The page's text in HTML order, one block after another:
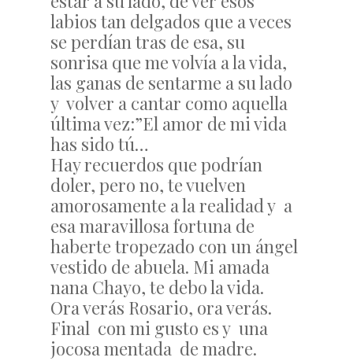
labios tan delgados que a veces
se perdían tras de esa, su
sonrisa que me volvía a la vida,
las ganas de sentarme a su lado
y volver a cantar como aquella
última vez:”El amor de mi vida
has sido tú…
Hay recuerdos que podrían
doler, pero no, te vuelven
amorosamente a la realidad y a
esa maravillosa fortuna de
haberte tropezado con un ángel
vestido de abuela. Mi amada
nana Chayo, te debo la vida.
Ora verás Rosario, ora verás.
Final con mi gusto es y una
jocosa mentada de madre.